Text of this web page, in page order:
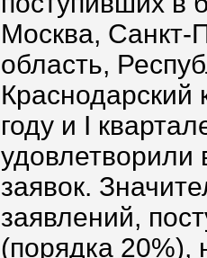
Москва, Санкт-
область,
году и I
удовлетворили
заявок.
заявлений,
(порядка 20%),